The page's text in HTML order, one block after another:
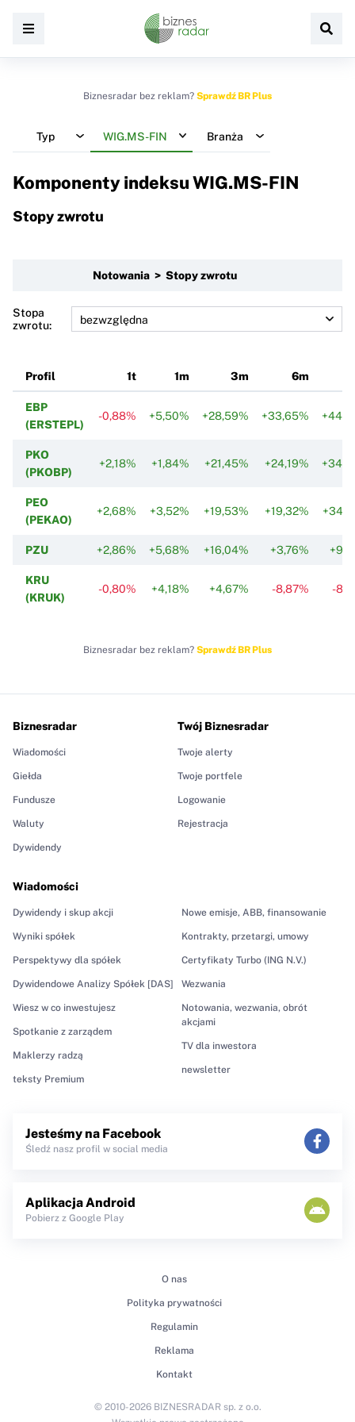
Biznesradar bez reklam? Sprawdź BR Plus
Typ WIG.MS-FIN Branża
Komponenty indeksuWIG.MS-FIN
Stopy zwrotu
Notowania > Stopy zwrotu
Stopa
zwrotu:
Profil 1t 1m 3m 6m
EBP
(ERSTEPL)
-0,88% +5,50% +28,59% +33,65%
PKO
(PKOBP)
+2,18% +1,84% +21,45% +24,19%
PEO
(PEKAO)
+2,68% +3,52% +19,53% +19,32%
PZU +2,86% +5,68% +16,04% +3,76%
KRU
(KRUK)
-0,80% +4,18% +4,67% -8,87% -
Biznesradar bez reklam? Sprawdź BR Plus
Biznesradar
Wiadomości
Giełda
Fundusze
Waluty
Dywidendy
Wiadomości
Dywidendy i skup akcji
Wyniki spółek
Perspektywy dla spółek
Dywidendowe Analizy Spółek [DAS]
Wiesz w co inwestujesz
Spotkanie z zarządem
Maklerzy radzą
teksty Premium
Nowe emisje, ABB, finansowanie
Kontrakty, przetargi, umowy
Certyfikaty Turbo (ING N.V.)
Wezwania
Notowania, wezwania, obrót
akcjami
TV dla inwestora
newsletter
Twój Biznesradar
Twoje alerty
Twoje portfele
Logowanie
Rejestracja
Jesteśmy na Facebook
Śledź nasz profil w social media
Aplikacja Android
Pobierz z Google Play
O nas
Polityka prywatności
Regulamin
Reklama
Kontakt
© 2010-2026 BIZNESRADAR sp. z o.o.